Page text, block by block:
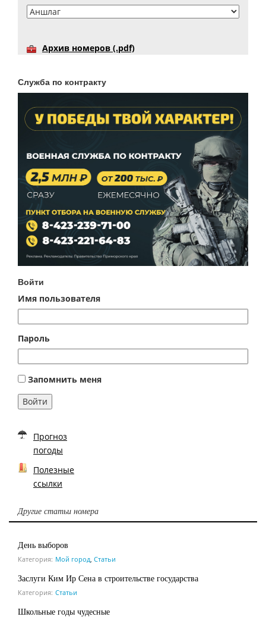
Архив номеров (.pdf)
Служба по контракту
Войти
Имя пользователя
Пароль
Запомнить меня
Войти
Прогноз
погоды
Полезные
ссылки
Другие статьи номера
День выборов
Категория: Мой город Статьи
Заслуги Ким Ир Сена в строительстве государства
Категория: Статьи
Школьные годы чудесные